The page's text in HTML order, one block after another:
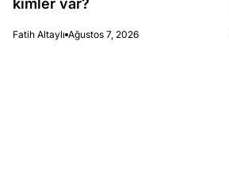
kimler var?
Fatih Altaylı Ağustos 7, 2026